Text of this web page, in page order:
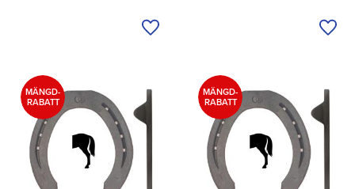
Tilføj til ønskeliste
MÄNGD-
RABATT
MÄNGD-
RABATT